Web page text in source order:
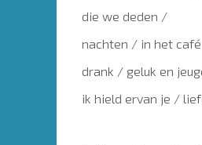
die we deden /
nachten / in het café
drank / geluk en
ik hield ervan je /